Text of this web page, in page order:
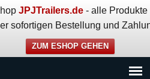
JPJTrailers.de - alle
sofortigen Bestellung und
ZUM ESHOP GEHEN